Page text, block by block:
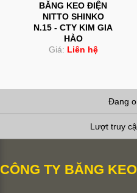
BĂNG KEO ĐIỆN
NITTO SHINKO
N.15 - CTY KIM GIA
HÀO
Giá: Liên hệ
Đang
Lượt truy
CÔNG TY BĂNG